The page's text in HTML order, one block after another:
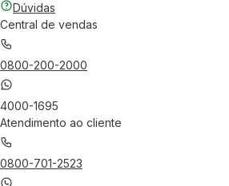
Dúvidas
Central de vendas
0800-200-2000
4000-1695
Atendimento ao cliente
0800-701-2523